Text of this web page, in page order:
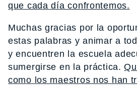
que cada día confrontemos.
Muchas gracias por la
estas palabras y animar a
y encuentren la escuela
sumergirse en la práctica.
como los maestros nos han